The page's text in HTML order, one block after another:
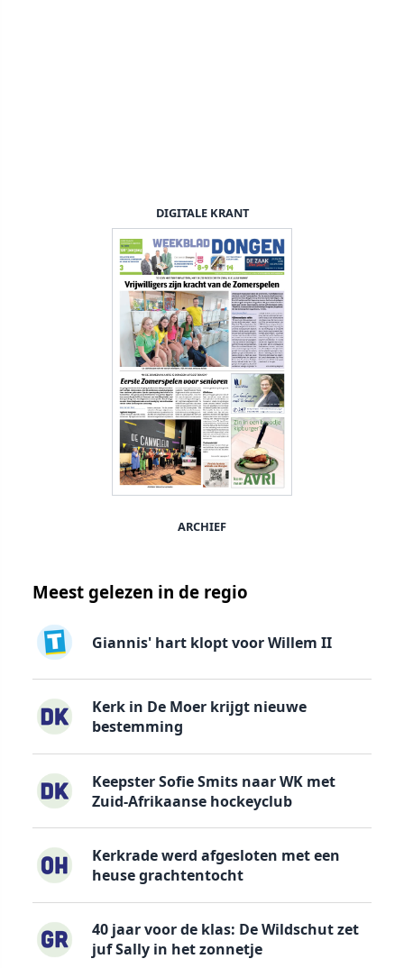
DIGITALE KRANT
ARCHIEF
Meest gelezen in de regio
Giannis' hart klopt voor Willem II
Kerk in De Moer krijgt nieuwe
bestemming
Keepster Sofie Smits naar WK met
Zuid-Afrikaanse hockeyclub
Kerkrade werd afgesloten met een
heuse grachtentocht
40 jaar voor de klas: De Wildschut zet
juf Sally in het zonnetje